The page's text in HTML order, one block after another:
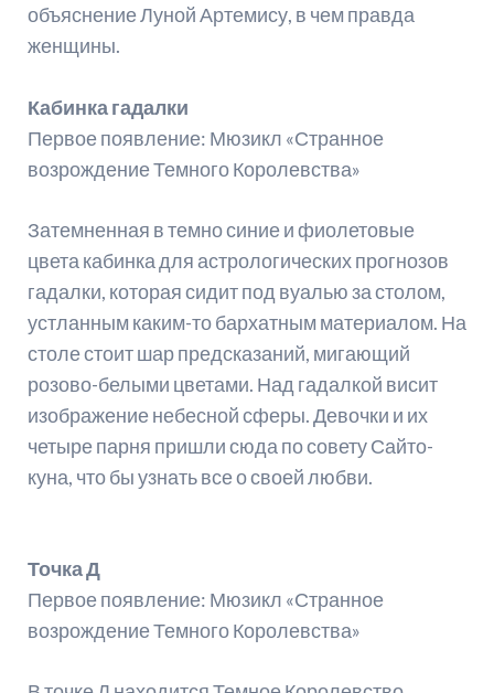
объяснение Луной Артемису, в чем правда
женщины.
Кабинка гадалки
Первое появление: Мюзикл «Странное
возрождение Темного Королевства»
Затемненная в темно синие и фиолетовые
цвета кабинка для астрологических прогнозов
гадалки, которая сидит под вуалью за столом,
устланным каким-то бархатным материалом. На
столе стоит шар предсказаний, мигающий
розово-белыми цветами. Над гадалкой висит
изображение небесной сферы. Девочки и их
четыре парня пришли сюда по совету Сайто-
куна, что бы узнать все о своей любви.
Точка Д
Первое появление: Мюзикл «Странное
возрождение Темного Королевства»